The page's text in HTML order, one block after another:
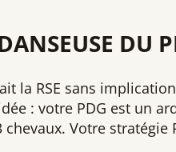
DU
la RSE sans
: votre PDG est un
chevaux. Votre stratégie